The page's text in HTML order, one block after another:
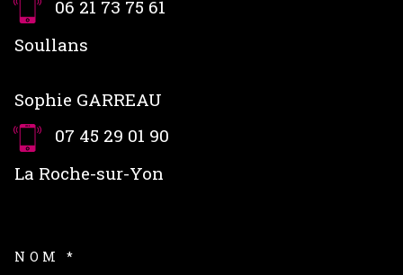
06 21 73 75 61
Soullans
Sophie GARREAU
07 45 29 01 90
La Roche-sur-Yon
NOM *